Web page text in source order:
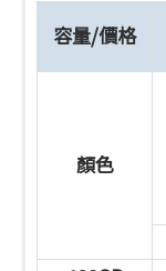
容量/價格
顏色